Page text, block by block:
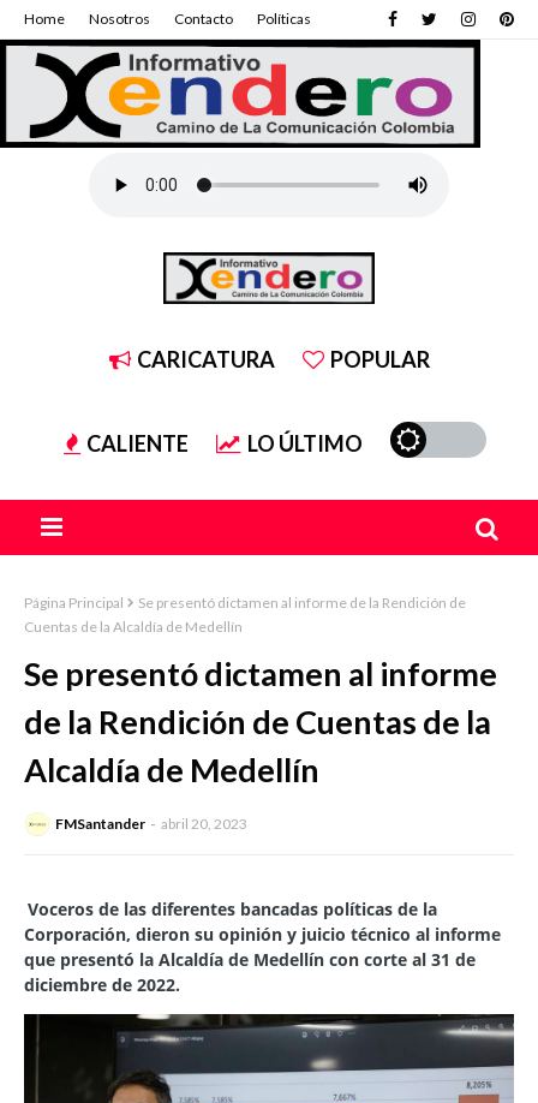
Home Nosotros Contacto Políticas
CARICATURA POPULAR
CALIENTE LO ÚLTIMO
Página Principal
Se presentó dictamen al informe de la Rendición de
Cuentas de la Alcaldía de Medellín
Se presentó dictamen al informe
de la Rendición de Cuentas de la
Alcaldía de Medellín
FMSantander abril 20, 2023
Voceros de las diferentes bancadas políticas de la
Corporación, dieron su opinión y juicio técnico al informe
que presentó la Alcaldía de Medellín con corte al 31 de
diciembre de 2022.